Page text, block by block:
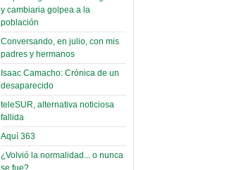
Leer Más...
Trabajo Social de la UMSA
volverá a las urnas para elegir a
su directora
Sábado, 14 Octubre 2023
Leer Más...
Candidatos del MAS se
presentarán en la UMSA
Jueves, 14 Septiembre 2023
Leer Más...
Carrera de Geografía realiza
Read more...
Infierno Covid
parte VI:
Gabinete de
Áñez se atribuye
construcción de
hospitales
prefabricados en
la que no tuvo
participación;
y cambiaria golpea a la
población
Conversando, en julio, con mis
padres y hermanos
Isaac Camacho: Crónica de un
desaparecido
teleSUR, alternativa noticiosa
fallida
Aquí 363
¿Volvió la normalidad... o nunca
se fue?